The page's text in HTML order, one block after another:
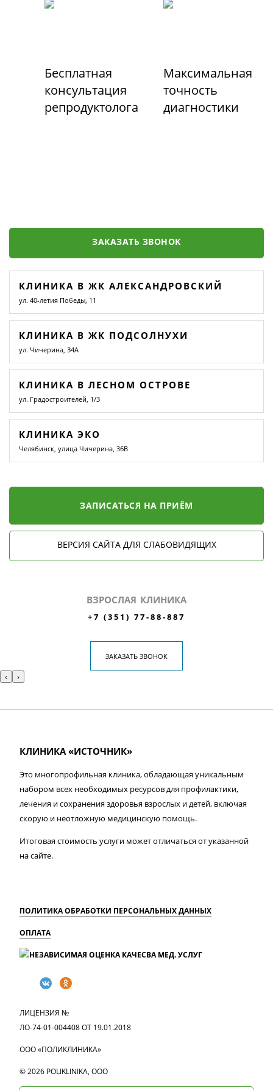
Бесплатная
консультация
репродуктолога
Максимальная
точность
диагностики
ЗАКАЗАТЬ ЗВОНОК
КЛИНИКА В ЖК АЛЕКСАНДРОВСКИЙ
ул. 40-летия Победы, 11
КЛИНИКА В ЖК ПОДСОЛНУХИ
ул. Чичерина, 34А
КЛИНИКА В ЛЕСНОМ ОСТРОВЕ
ул. Градостроителей, 1/3
КЛИНИКА ЭКО
Челябинск, улица Чичерина, 36В
ЗАПИСАТЬСЯ НА ПРИЁМ
ВЕРСИЯ САЙТА ДЛЯ СЛАБОВИДЯЩИХ
ВЗРОСЛАЯ КЛИНИКА
+7 (351) 77-88-887
ЗАКАЗАТЬ ЗВОНОК
‹ ›
КЛИНИКА «ИСТОЧНИК»
Это многопрофильная клиника, обладающая уникальным
набором всех необходимых ресурсов для профилактики,
лечения и сохранения здоровья взрослых и детей, включая
скорую и неотложную медицинскую помощь.
Итоговая стоимость услуги может отличаться от указанной
на сайте.
ПОЛИТИКА ОБРАБОТКИ ПЕРСОНАЛЬНЫХ ДАННЫХ
ОПЛАТА
MAX Вконтакте
ЛИЦЕНЗИЯ №
ЛО-74-01-004408 ОТ 19.01.2018
ООО «ПОЛИКЛИНИКА»
© 2026 POLIKLINIKA, OOO